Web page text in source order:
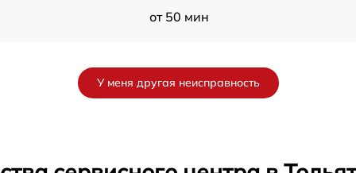
от 50 мин
У меня другая неисправность